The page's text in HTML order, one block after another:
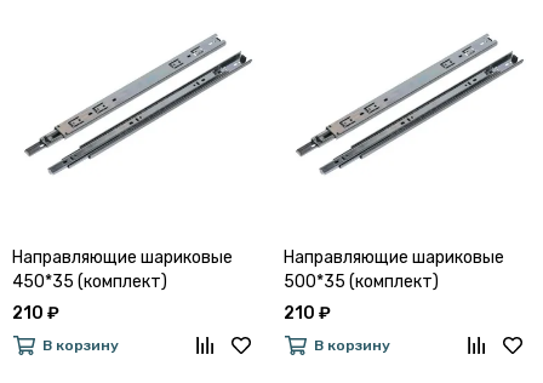
Направляющие шариковые
450*35 (комплект)
210 ₽
В корзину
Направляющие шариковые
500*35 (комплект)
210 ₽
В корзину